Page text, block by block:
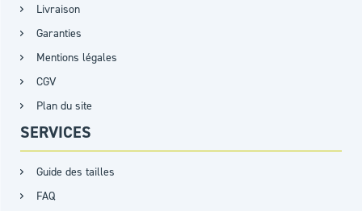
Livraison
Garanties
Mentions légales
CGV
Plan du site
SERVICES
Guide des tailles
FAQ